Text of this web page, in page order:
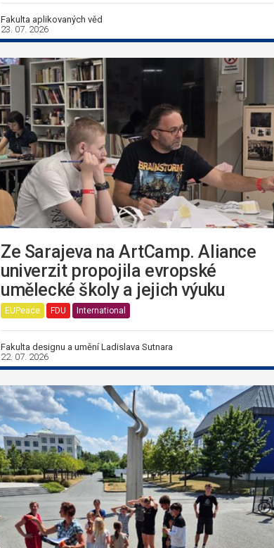
Fakulta aplikovaných věd
23. 07. 2026
Ze Sarajeva na ArtCamp. Aliance
univerzit propojila evropské
umělecké školy a jejich výuku
EUPeace FDU International
Fakulta designu a umění Ladislava Sutnara
22. 07. 2026